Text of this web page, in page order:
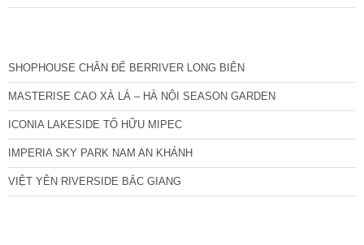
SHOPHOUSE CHÂN ĐẾ BERRIVER LONG BIÊN
MASTERISE CAO XÀ LÁ – HÀ NỘI SEASON GARDEN
ICONIA LAKESIDE TỐ HỮU MIPEC
IMPERIA SKY PARK NAM AN KHÁNH
VIỆT YÊN RIVERSIDE BẮC GIANG